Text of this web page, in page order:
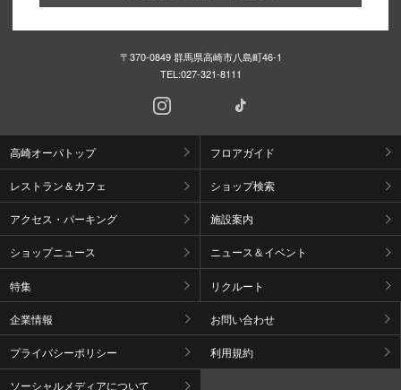
〒370-0849 群馬県高崎市八島町46-1
TEL:027-321-8111
高崎オーパトップ フロアガイド
レストラン＆カフェ ショップ検索
アクセス・パーキング 施設案内
ショップニュース ニュース＆イベント
特集 リクルート
企業情報 お問い合わせ
プライバシーポリシー 利用規約
ソーシャルメディアについて